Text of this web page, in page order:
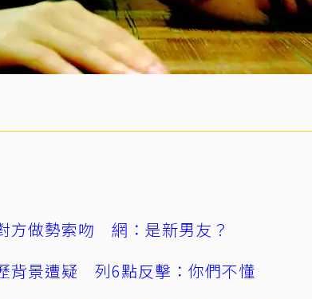
方做勢索吻 網：是新男友？
背景遭疑 列6點反擊：你們不懂